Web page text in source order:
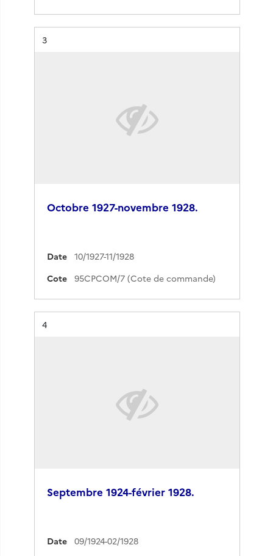
Résultat n°
3
Octobre 1927-novembre 1928.
Date
10/1927-11/1928
Cote
95CPCOM/7 (Cote de commande)
Résultat n°
4
Septembre 1924-février 1928.
Date
09/1924-02/1928